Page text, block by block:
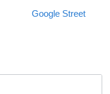
Google Street